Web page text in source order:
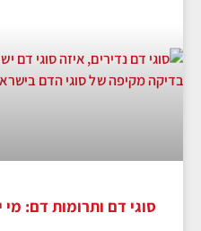
סוגי דם ותרומות דם: מי